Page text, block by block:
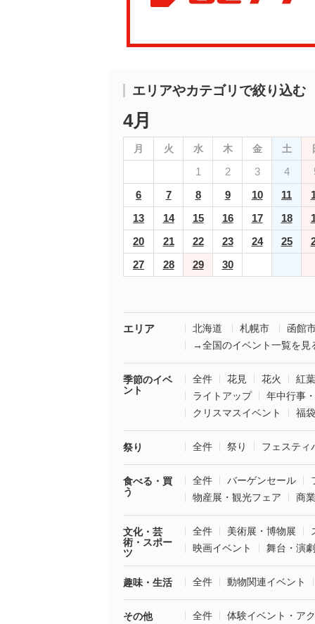
エリアやカテゴリで絞り込む
4月
月 火 水 木 金 土
1 2 3 4
6
7 8 9 10 11
13
14 15 16 17 18
20
21 22 23 24 25
27
28 29 30
エリア 北海道 札幌市
函館
→全国のイベント一覧を見
季節のイベ
ント
全件 花見 花火
紅葉
ライトアップ
年中行事
クリスマスイベント
福
祭り 全件 祭り フェスティ
食べる・買
う
全件 バーゲンセール
物産展・観光フェア
商
文化・芸
術・スポー
ツ
全件 美術展・博物展
映画イベント
舞台・演劇
趣味・生活 全件 動物関連イベント
その他 全件 体験イベント・ア